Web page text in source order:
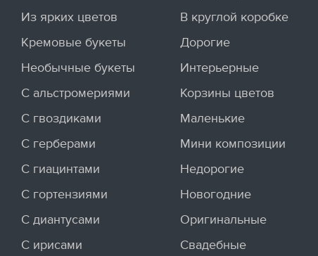
Из ярких цветов
Кремовые букеты
Необычные букеты
С альстромериями
С гвоздиками
С герберами
С гиацинтами
С гортензиями
С диантусами
С ирисами
В круглой коробке
Дорогие
Интерьерные
Корзины цветов
Маленькие
Мини композиции
Недорогие
Новогодние
Оригинальные
Свадебные